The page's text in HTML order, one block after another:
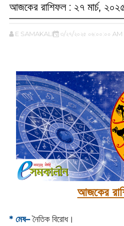
আজকের রাশিফল : ‌২৭ মার্চ,
E SAMAKALIN ৩/২৭/২০২৫ ০৬:০০:০০ AM
আজকের
* মেষ–নৈতিক বিরোধ।